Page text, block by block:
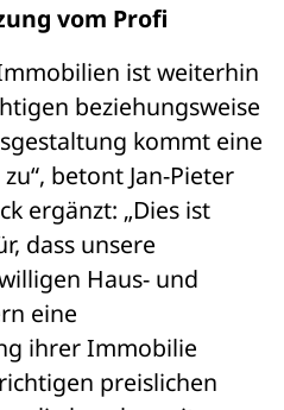
vom Profi
ist weiterhin
beziehungsweise
kommt eine
betont Jan-Pieter
ergänzt: „Dies ist
dass unsere
Haus- und
eine
ihrer Immobilie
preislichen